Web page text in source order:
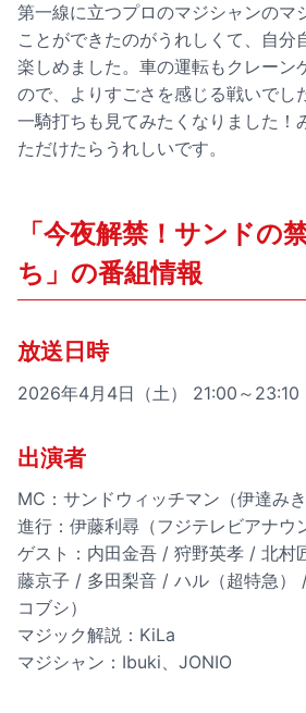
第一線に立つプロのマジシャンのマ
ことができたのがうれしくて、自分
楽しめました。車の運転もクレーン
ので、よりすごさを感じる戦いでし
一騎打ちも見てみたくなりました！
ただけたらうれしいです。
「今夜解禁！サンドの
ち」の番組情報
放送日時
2026年4月4日（土） 21:00～23:10
出演者
MC：サンドウィッチマン（伊達み
進行：伊藤利尋（フジテレビアナウ
ゲスト：内田金吾 / 狩野英孝 / 北村
藤京子 / 多田梨音 / ハル（超特急）
コブシ）
マジック解説：KiLa
マジシャン：Ibuki、JONIO